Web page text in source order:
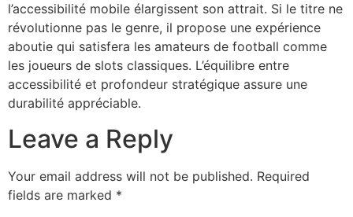
l’accessibilité mobile élargissent son attrait. Si le titre ne
révolutionne pas le genre, il propose une expérience
aboutie qui satisfera les amateurs de football comme
les joueurs de slots classiques. L’équilibre entre
accessibilité et profondeur stratégique assure une
durabilité appréciable.
Leave a Reply
Your email address will not be published. Required
fields are marked *